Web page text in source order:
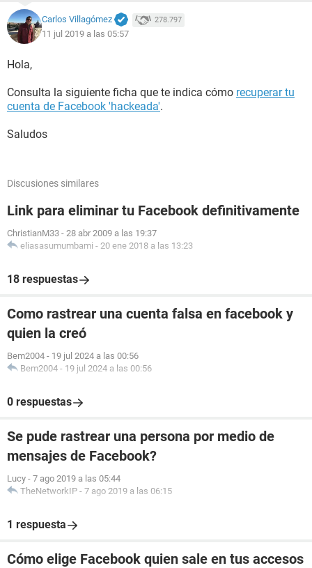
Carlos Villagómez 278.797
11 jul 2019 a las 05:57
Hola,
Consulta la siguiente ficha que te indica cómo recuperar tu
cuenta de Facebook 'hackeada'.
Saludos
Discusiones similares
Link para eliminar tu Facebook definitivamente
ChristianM33 - 28 abr 2009 a las 19:37
eliasasumumbami - 20 ene 2018 a las 13:23
18 respuestas
Como rastrear una cuenta falsa en facebook y
quien la creó
Bem2004 - 19 jul 2024 a las 00:56
Bem2004 - 19 jul 2024 a las 00:56
0 respuestas
Se pude rastrear una persona por medio de
mensajes de Facebook?
Lucy - 7 ago 2019 a las 05:44
TheNetworkIP - 7 ago 2019 a las 06:15
1 respuesta
Cómo elige Facebook quien sale en tus accesos